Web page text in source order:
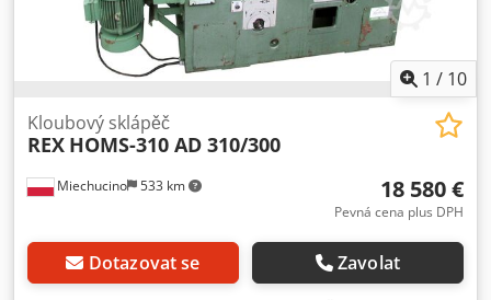
1 / 10
Miechucino 533 km
Kloubový sklápěč
REX HOMS-310 AD 310/300
18 580 €
Pevná cena plus DPH
Dotazovat se Zavolat